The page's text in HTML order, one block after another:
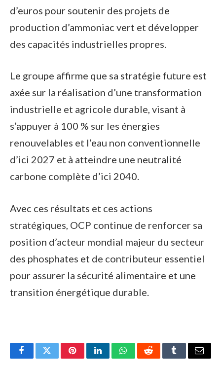
d’euros pour soutenir des projets de
production d’ammoniac vert et développer
des capacités industrielles propres.
Le groupe affirme que sa stratégie future est
axée sur la réalisation d’une transformation
industrielle et agricole durable, visant à
s’appuyer à 100 % sur les énergies
renouvelables et l’eau non conventionnelle
d’ici 2027 et à atteindre une neutralité
carbone complète d’ici 2040.
Avec ces résultats et ces actions
stratégiques, OCP continue de renforcer sa
position d’acteur mondial majeur du secteur
des phosphates et de contributeur essentiel
pour assurer la sécurité alimentaire et une
transition énergétique durable.
FacebookTwitterPinterestLinkedInWhatsAppRedditTumblrEmail